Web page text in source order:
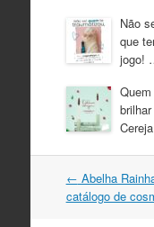
Não
que
jogo!
Navegação
do
← Abelha
catálogo de